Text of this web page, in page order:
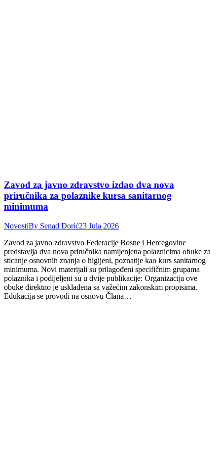
Zavod za javno zdravstvo izdao dva nova
priručnika za polaznike kursa sanitarnog
minimuma
NovostiBy Senad Dorić23 Jula 2026
Zavod za javno zdravstvo Federacije Bosne i Hercegovine
predstavlja dva nova priručnika namijenjena polaznicima obuke za
sticanje osnovnih znanja o higijeni, poznatije kao kurs sanitarnog
minimuma. Novi materijali su prilagođeni specifičnim grupama
polaznika i podijeljeni su u dvije publikacije: Organizacija ove
obuke direktno je usklađena sa važećim zakonskim propisima.
Edukacija se provodi na osnovu Člana…